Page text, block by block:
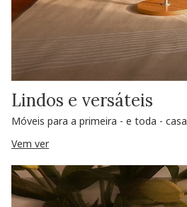
Lindos e versáteis
Móveis para a primeira - e toda - casa
Vem ver